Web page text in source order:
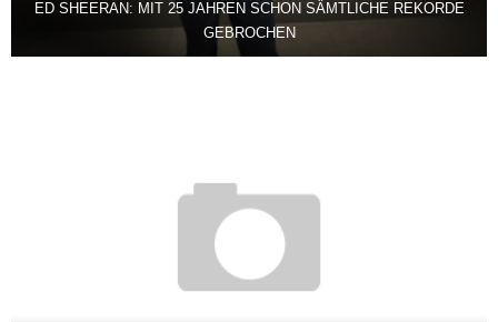
ED SHEERAN: MIT 25 JAHREN SCHON SÄMTLICHE REKORDE
GEBROCHEN